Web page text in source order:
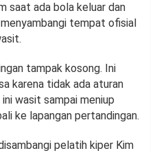
saat ada bola keluar dan
tempat ofisial
tampak kosong. Ini
karena tidak ada aturan
wasit sampai meniup
ke lapangan pertandingan.
pelatih kiper Kim